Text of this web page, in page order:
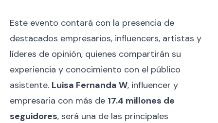
Este evento contará con la presencia de
destacados empresarios, influencers, artistas y
líderes de opinión, quienes compartirán su
experiencia y conocimiento con el público
asistente. Luisa Fernanda W, influencer y
empresaria con más de 17.4 millones de
seguidores, será una de las principales